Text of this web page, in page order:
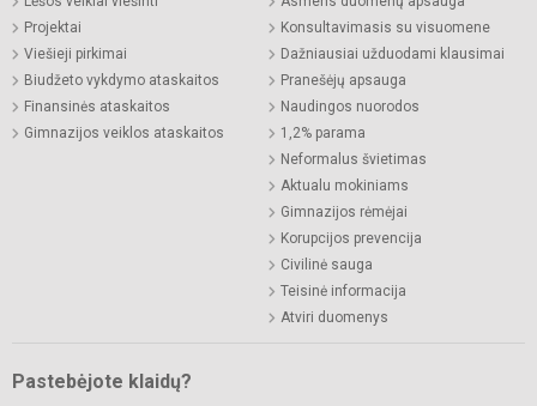
Projektai
Viešieji pirkimai
Biudžeto vykdymo ataskaitos
Finansinės ataskaitos
Gimnazijos veiklos ataskaitos
Konsultavimasis su visuomene
Dažniausiai užduodami klausimai
Pranešėjų apsauga
Naudingos nuorodos
1,2% parama
Neformalus švietimas
Aktualu mokiniams
Gimnazijos rėmėjai
Korupcijos prevencija
Civilinė sauga
Teisinė informacija
Atviri duomenys
Pastebėjote klaidų?